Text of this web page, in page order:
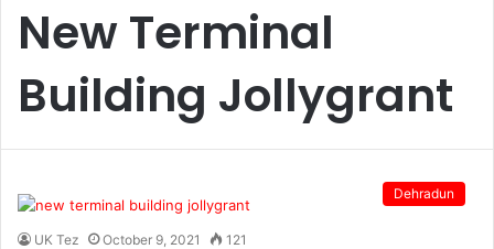
New Terminal
Building Jollygrant
Dehradun
UK Tez October 9, 2021 121